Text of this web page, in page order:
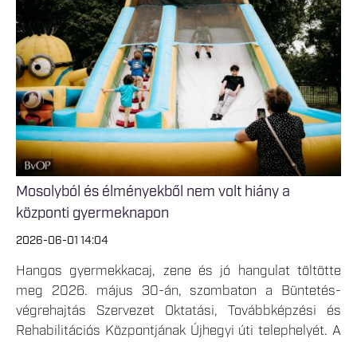
Mosolyból és élményekből nem volt hiány a
központi gyermeknapon
2026-06-01 14:04
Hangos gyermekkacaj, zene és jó hangulat töltötte
meg 2026. május 30-án, szombaton a Büntetés-
végrehajtás Szervezet Oktatási, Továbbképzési és
Rehabilitációs Központjának Újhegyi úti telephelyét. A